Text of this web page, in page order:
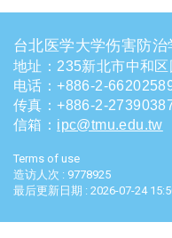
台北医学大学伤害防治
地址：235新北市中和
电话 ：+886-2-
传真：+886-2-
信箱 ： ipc@tmu.edu.tw
Terms of use
造访人次 : 9778925
最后更新日期 : 2026-07-24